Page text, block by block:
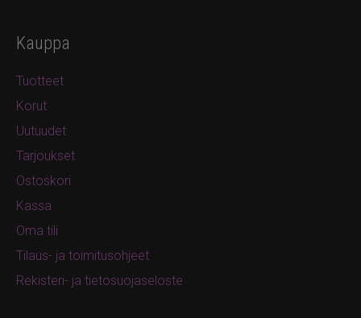
Kauppa
Tuotteet
Korut
Uutuudet
Tarjoukset
Ostoskori
Kassa
Oma tili
Tilaus- ja toimitusohjeet
Rekisteri- ja tietosuojaseloste